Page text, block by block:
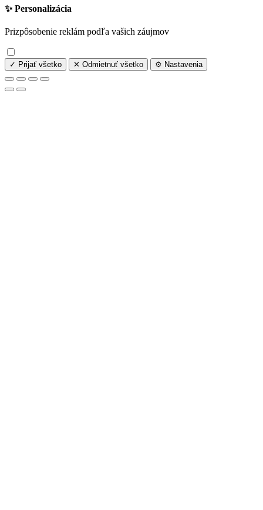
✨ Personalizácia
Prizpôsobenie reklám podľa vašich záujmov
✓ Prijať všetko ✕ Odmietnuť všetko ⚙️ Nastavenia